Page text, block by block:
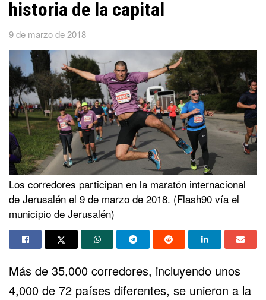
historia de la capital
9 de marzo de 2018
Los corredores participan en la maratón internacional
de Jerusalén el 9 de marzo de 2018. (Flash90 vía el
municipio de Jerusalén)
Más de 35,000 corredores, incluyendo unos
4,000 de 72 países diferentes, se unieron a la